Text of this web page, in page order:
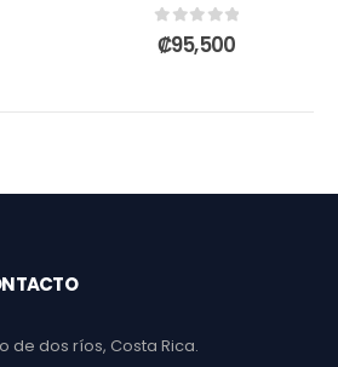
0out of 5
₡95,500
de dos ríos, Costa Rica.